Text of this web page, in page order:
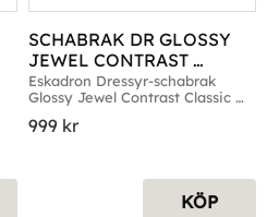
SCHABRAK DR GLOSSY
JEWEL CONTRAST
CLASSIC SPORTS SIERRA
Eskadron Dressyr-schabrak
Glossy Jewel Contrast Classic
999 kr
KÖP